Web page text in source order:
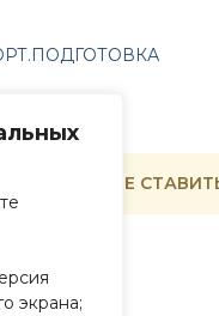
экрана;
документе НЕ